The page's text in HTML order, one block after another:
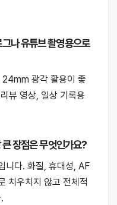
나 유튜브 촬영용으로
24mm 광각 활용이 좋
뷰 영상, 일상 기록용
장점은 무엇인가요?
니다. 화질, 휴대성, AF
치우치지 않고 전체적